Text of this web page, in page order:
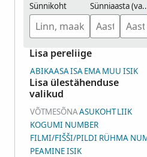
Sünnikoht Sünniaasta
Lisa pereliige
ABIKAASAISAEMAMUU ISIK
Lisa ülestähenduse
valikud
VÕTMESÕNAASUKOHTLIIK
KOGUMI NUMBER
FILMI/FIŠŠI/PILDI RÜHMA
PEAMINE ISIK